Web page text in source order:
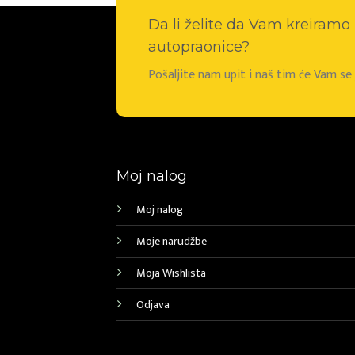
Da li želite da Vam
autopraonice?
Pošaljite nam upit i naš tim će Vam
Moj nalog
Moj nalog
Moje narudžbe
Moja Wishlista
Odjava